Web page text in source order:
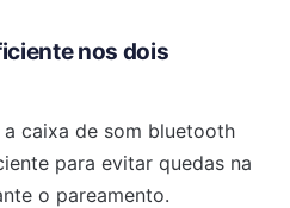
nos dois
caixa de som bluetooth
para evitar quedas na
o pareamento.